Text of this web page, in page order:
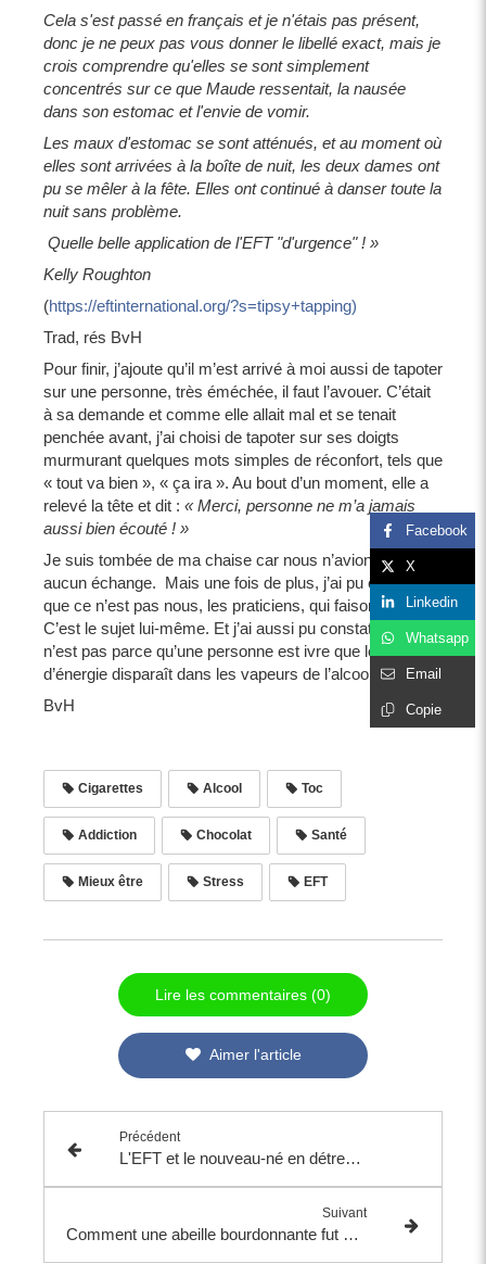
Cela s'est passé en français et je n'étais pas présent,
donc je ne peux pas vous donner le libellé exact, mais je
crois comprendre qu'elles se sont simplement
concentrés sur ce que Maude ressentait, la nausée
dans son estomac et l'envie de vomir.
Les maux d'estomac se sont atténués, et au moment où
elles sont arrivées à la boîte de nuit, les deux dames ont
pu se mêler à la fête. Elles ont continué à danser toute la
nuit sans problème.
Quelle belle application de l'EFT "d'urgence" ! »
Kelly Roughton
(https://eftinternational.org/?s=tipsy+tapping)
Trad, rés BvH
Pour finir, j’ajoute qu’il m’est arrivé à moi aussi de tapoter
sur une personne, très éméchée, il faut l’avouer. C’était
à sa demande et comme elle allait mal et se tenait
penchée avant, j’ai choisi de tapoter sur ses doigts
murmurant quelques mots simples de réconfort, tels que
« tout va bien », « ça ira ». Au bout d’un moment, elle a
relevé la tête et dit : « Merci, personne ne m’a jamais
aussi bien écouté ! »
Je suis tombée de ma chaise car nous n’avions eu
aucun échange. Mais une fois de plus, j’ai pu constater
que ce n’est pas nous, les praticiens, qui faisons le job.
C’est le sujet lui-même. Et j’ai aussi pu constater que ce
n’est pas parce qu’une personne est ivre que le flux
d’énergie disparaît dans les vapeurs de l’alcool.
BvH
Cigarettes Alcool Toc
Addiction Chocolat Santé
Mieux être Stress EFT
Lire les commentaires (0)
Aimer l'article
Précédent
L'EFT et le nouveau-né en détresse
Suivant
Comment une abeille bourdonnante fut mon Professeur
Facebook
X
Linkedin
Whatsapp
Email
Copie